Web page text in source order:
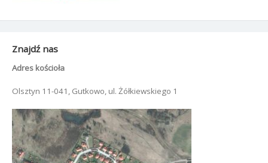
Znajdź nas
Adres kościoła
Olsztyn 11-041, Gutkowo, ul. Żółkiewskiego 1